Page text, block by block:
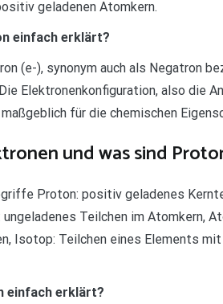
geladenen Atomkern.
einfach erklärt?
(e-), synonym auch als Negatron
Elektronenkonfiguration, also die
für die chemischen
und was sind
Proton: positiv geladenes
ungeladenes Teilchen im Atomkern,
Isotop: Teilchen eines Elements
einfach erklärt?